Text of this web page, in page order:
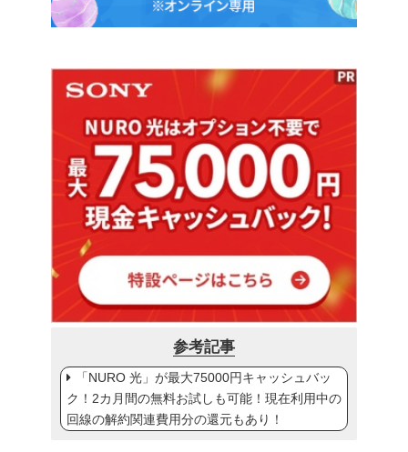
参考記事
「NURO 光」が最大75000円キャッシュバッ
ク！2カ月間の無料お試しも可能！現在利用中の
回線の解約関連費用分の還元もあり！